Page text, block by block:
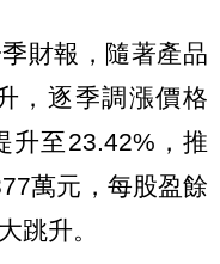
財報，隨著產品
，逐季調漲價格
升至23.42%，推
萬元，每股盈餘
跳升。